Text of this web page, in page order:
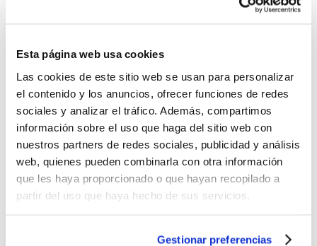
Esta página web usa cookies
Las cookies de este sitio web se usan para personalizar
el contenido y los anuncios, ofrecer funciones de redes
sociales y analizar el tráfico. Además, compartimos
información sobre el uso que haga del sitio web con
nuestros partners de redes sociales, publicidad y análisis
web, quienes pueden combinarla con otra información
que les haya proporcionado o que hayan recopilado a
partir del uso que haya hecho de sus servicios.
Gestionar preferencias
FARMACIA NOGUERA NIETO, TERESA
C. CREU, 18